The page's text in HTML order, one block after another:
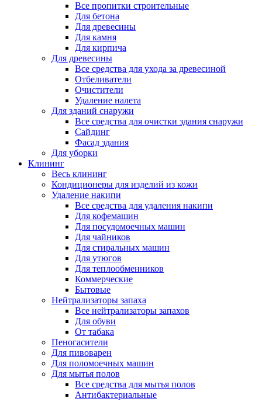
Все пропитки строительные
Для бетона
Для древесины
Для камня
Для кирпича
Для древесины
Все средства для ухода за древесиной
Отбеливатели
Очистители
Удаление налета
Для зданий снаружи
Все средства для очистки здания снаружи
Сайдинг
Фасад здания
Для уборки
Клининг
Весь клининг
Кондиционеры для изделий из кожи
Удаление накипи
Все средства для удаления накипи
Для кофемашин
Для посудомоечных машин
Для чайников
Для стиральных машин
Для утюгов
Для теплообменников
Коммерческие
Бытовые
Нейтрализаторы запаха
Все нейтрализаторы запахов
Для обуви
От табака
Пеногасители
Для пивоварен
Для поломоечных машин
Для мытья полов
Все средства для мытья полов
Антибактериальные